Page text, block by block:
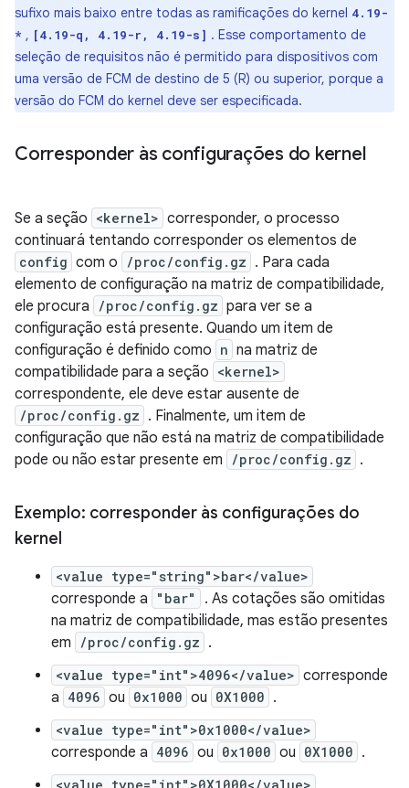
sufixo mais baixo entre todas as ramificações do kernel 4.19-
* , [4.19-q, 4.19-r, 4.19-s] . Esse comportamento de
seleção de requisitos não é permitido para dispositivos com
uma versão de FCM de destino de 5 (R) ou superior, porque a
versão do FCM do kernel deve ser especificada.
Corresponder às configurações do kernel
Se a seção <kernel> corresponder, o processo
continuará tentando corresponder os elementos de
config com o /proc/config.gz . Para cada
elemento de configuração na matriz de compatibilidade,
ele procura
/proc/config.gz para ver se a
configuração está presente. Quando um item de
configuração é definido como n na matriz de
compatibilidade para a seção <kernel>
correspondente, ele deve estar ausente de
/proc/config.gz . Finalmente, um item de
configuração que não está na matriz de compatibilidade
pode ou não estar presente em
/proc/config.gz .
Exemplo: corresponder às configurações do
kernel
<value type="string">bar</value>
corresponde a "bar"
. As cotações são omitidas
na matriz de compatibilidade, mas estão presentes
em
/proc/config.gz .
<value type="int">4096</value> corresponde
a 4096 ou 0x1000 ou 0X1000 .
<value type="int">0x1000</value>
corresponde a 4096 ou 0x1000 ou 0X1000 .